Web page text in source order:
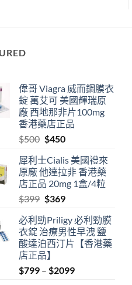
偉哥 Viagra 威而鋼膜衣
錠 萬艾可 美國輝瑞原
廠 西地那非片100mg
香港藥店正品
$500 Original
was:
$500.
$450Current
is:
$450.
犀利士Cialis 美國禮來
原廠 他達拉非 香港藥
店正品 20mg 1盒/4粒
$399 Original
was:
$399.
$369Current
is:
$369.
必利勁Priligy 必利勁膜
衣錠 治療男性早洩 鹽
酸達泊西汀片【香港藥
店正品】
$799 – $2099Price